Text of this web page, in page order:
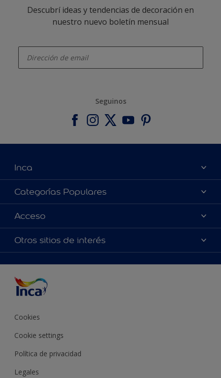
Descubrí ideas y tendencias de decoración en
nuestro nuevo boletín mensual
Seguinos
Inca
Acerca de Inca
Contactanos
Encontrá un distribuidor Inca
Categorías Populares
Colores
Productos
Inspiración
Acceso
Accesibilidad
Precisión del color
Otros sitios de interés
Cookies
Cookie settings
Política de privacidad
Legales